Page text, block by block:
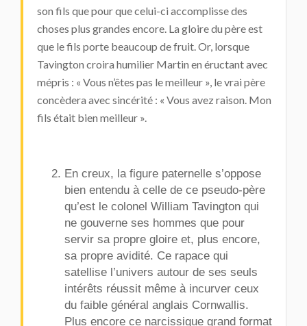
son fils que pour que celui-ci accomplisse des
choses plus grandes encore. La gloire du père est
que le fils porte beaucoup de fruit. Or, lorsque
Tavington croira humilier Martin en éructant avec
mépris : « Vous n’êtes pas le meilleur », le vrai père
concèdera avec sincérité : « Vous avez raison. Mon
fils était bien meilleur ».
En creux, la figure paternelle s’oppose
bien entendu à celle de ce pseudo-père
qu’est le colonel William Tavington qui
ne gouverne ses hommes que pour
servir sa propre gloire et, plus encore,
sa propre avidité. Ce rapace qui
satellise l’univers autour de ses seuls
intérêts réussit même à incurver ceux
du faible général anglais Cornwallis.
Plus encore ce narcissique grand format